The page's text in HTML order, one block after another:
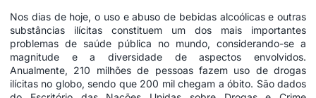
Nos dias de hoje, o uso e abuso de bebidas alcoólicas e outras
substâncias ilícitas constituem um dos mais importantes
problemas de saúde pública no mundo, considerando-se a
magnitude e a diversidade de aspectos envolvidos.
Anualmente, 210 milhões de pessoas fazem uso de drogas
ilícitas no globo, sendo que 200 mil chegam a óbito. São dados